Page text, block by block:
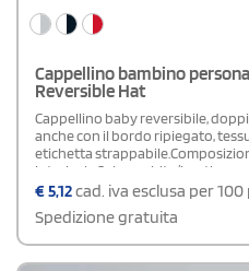
Cappellino bambino
Reversible Hat
Cappellino baby reversibile,
anche con il bordo ripiegato,
etichetta
interlock. Colore white/heather
€5,12cad. iva esclusa per 100
Spedizione gratuita